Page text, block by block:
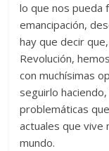
lo que nos pueda
emancipación,
hay que decir
Revolución,
con muchísimas
seguirlo
problemáticas
actuales que vive
mundo.